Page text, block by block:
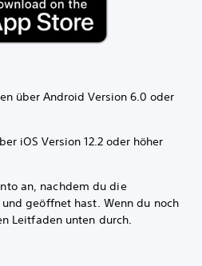
über Android Version 6.0 oder
iOS Version 12.2 oder höher
an, nachdem du die
geöffnet hast. Wenn du noch
Leitfaden unten durch.